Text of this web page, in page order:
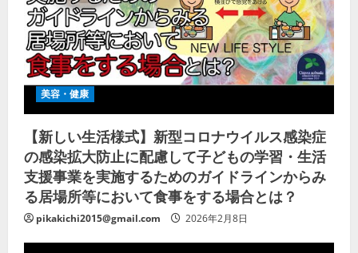
美容・健康
【新しい生活様式】新型コロナウイルス感染症
の感染拡大防止に配慮して子どもの学習・生活
支援事業を実施するためのガイドラインからみ
る居場所等において食事をする場合とは？
pikakichi2015@gmail.com 2026年2月8日